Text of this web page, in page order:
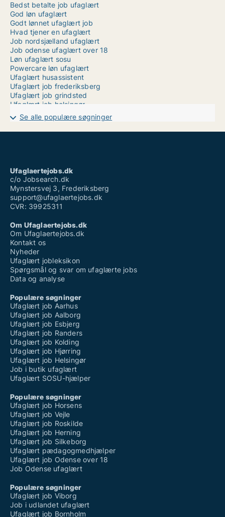
Bedst betalte job ufaglært
God løn ufaglært
Godt lønnet ufaglært job
Hvad tjener en ufaglært
Job nordsjælland ufaglært
Job odense ufaglært over 18
Løn ufaglært sosu
Powercare løn ufaglært
Ufaglært husassistent
Ufaglært job frederiksberg
Ufaglært job grindsted
Ufaglært job helsingør
Ufaglært kassedame løn
Ufaglært maler løn
Ufaglært procesoperatør løn
Ufaglært tømrer
Vikar timeløn ufaglært
Se alle populære søgninger
Ufaglaertejobs.dk
c/o Jobsearch.dk
Mynstersvej 3, Frederiksberg
support@ufaglaertejobs.dk
CVR: 39925311
Om Ufaglaertejobs.dk
Om Ufaglaertejobs.dk
Kontakt os
Nyheder
Ufaglært jobleksikon
Spørgsmål og svar om ufaglærte jobs
Data og analyse
Populære søgninger
Ufaglært job Aarhus
Ufaglært job Aalborg
Ufaglært job Esbjerg
Ufaglært job Randers
Ufaglært job Kolding
Ufaglært job Hjørring
Ufaglært job Helsingør
Job i butik ufaglært
Ufaglært SOSU-hjælper
Populære søgninger
Ufaglært job Horsens
Ufaglært job Vejle
Ufaglært job Roskilde
Ufaglært job Herning
Ufaglært job Silkeborg
Ufaglært pædagogmedhjælper
Ufaglært job Odense over 18
Job Odense ufaglært
Populære søgninger
Ufaglært job Viborg
Job i udlandet ufaglært
Ufaglært job Bornholm